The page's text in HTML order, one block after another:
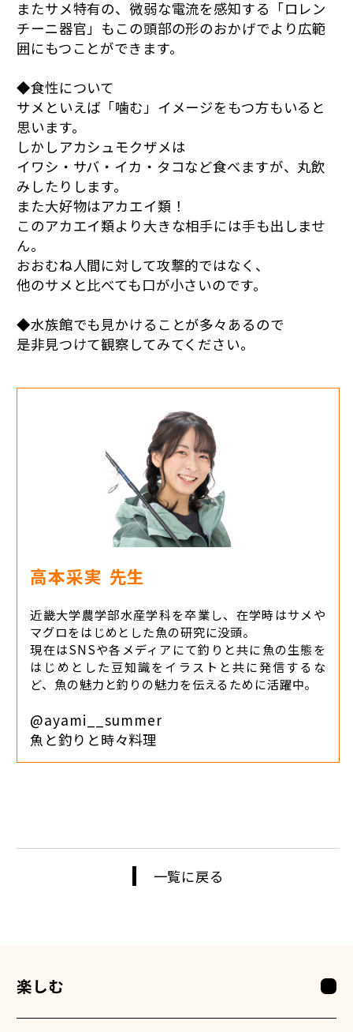
またサメ特有の、微弱な電流を感知する「ロレン
チーニ器官」もこの頭部の形のおかげでより広範
囲にもつことができます。
◆食性について
サメといえば「噛む」イメージをもつ方もいると
思います。
しかしアカシュモクザメは
イワシ・サバ・イカ・タコなど食べますが、丸飲
みしたりします。
また大好物はアカエイ類！
このアカエイ類より大きな相手には手も出しませ
ん。
おおむね人間に対して攻撃的ではなく、
他のサメと比べても口が小さいのです。
◆水族館でも見かけることが多々あるので
是非見つけて観察してみてください。
高本采実 先生
近畿大学農学部水産学科を卒業し、在学時はサメや
マグロをはじめとした魚の研究に没頭。
現在はSNSや各メディアにて釣りと共に魚の生態を
はじめとした豆知識をイラストと共に発信するな
ど、魚の魅力と釣りの魅力を伝えるために活躍中。
@ayami__summer
魚と釣りと時々料理
一覧に戻る
楽しむ